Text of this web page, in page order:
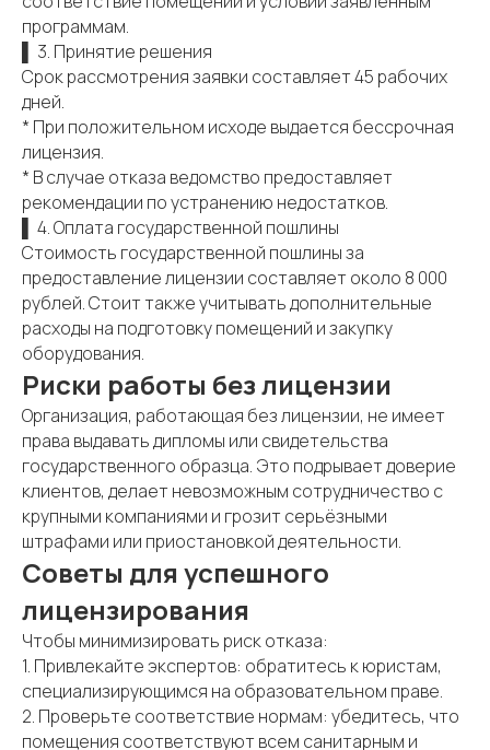
программам.
▌ 3. Принятие решения
Срок рассмотрения заявки составляет 45 рабочих
дней.
* При положительном исходе выдается бессрочная
лицензия.
* В случае отказа ведомство предоставляет
рекомендации по устранению недостатков.
▌ 4. Оплата государственной пошлины
Стоимость государственной пошлины за
предоставление лицензии составляет около 8 000
рублей. Стоит также учитывать дополнительные
расходы на подготовку помещений и закупку
оборудования.
Риски работы без лицензии
Организация, работающая без лицензии, не имеет
права выдавать дипломы или свидетельства
государственного образца. Это подрывает доверие
клиентов, делает невозможным сотрудничество с
крупными компаниями и грозит серьёзными
штрафами или приостановкой деятельности.
Советы для успешного
лицензирования
Чтобы минимизировать риск отказа:
1. Привлекайте экспертов: обратитесь к юристам,
специализирующимся на образовательном праве.
2. Проверьте соответствие нормам: убедитесь, что
помещения соответствуют всем санитарным и